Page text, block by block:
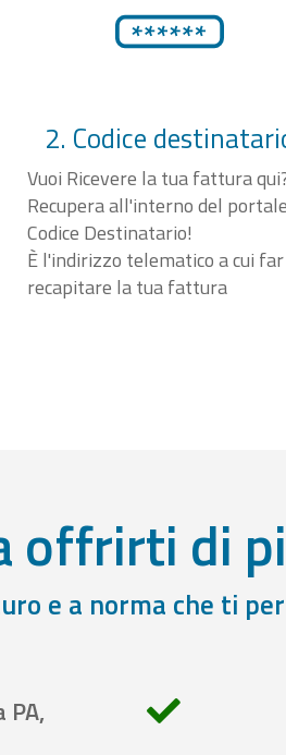
2. Codice
Vuoi Ricevere la tua fattura
Recupera all'interno del
Codice Destinatario!
È l'indirizzo telematico a cui far
recapitare la tua fattura
offrirti di
e a norma che ti